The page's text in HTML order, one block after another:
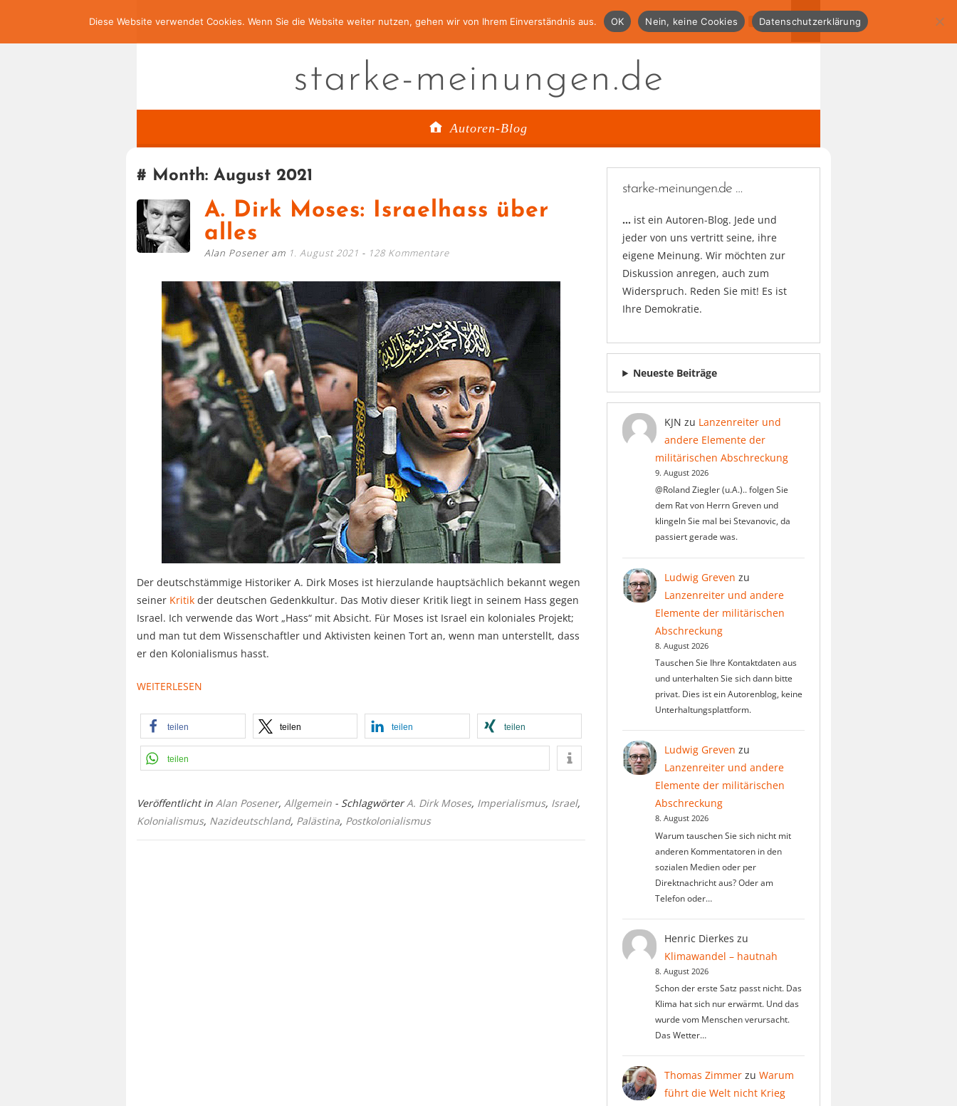
starke-meinungen.de
Autoren-Blog
Month: August 2021
A. Dirk Moses: Israelhass über
alles
Alan Posener am 1. August 2021 128 Kommentare
Der deutschstämmige Historiker A. Dirk Moses ist hierzulande hauptsächlich bekannt wegen
seiner Kritik der deutschen Gedenkkultur. Das Motiv dieser Kritik liegt in seinem Hass gegen
Israel. Ich verwende das Wort „Hass“ mit Absicht. Für Moses ist Israel ein koloniales Projekt;
und man tut dem Wissenschaftler und Aktivisten keinen Tort an, wenn man unterstellt, dass
er den Kolonialismus hasst.
WEITERLESEN
teilen teilen teilen teilen
teilen
Veröffentlicht in Alan Posener, Allgemein - SchlagwörterA. Dirk Moses, Imperialismus, Israel,
Kolonialismus, Nazideutschland, Palästina, Postkolonialismus
starke-meinungen.de …
… ist ein Autoren-Blog. Jede und
jeder von uns vertritt seine, ihre
eigene Meinung. Wir möchten zur
Diskussion anregen, auch zum
Widerspruch. Reden Sie mit! Es ist
Ihre Demokratie.
Neueste Beiträge
KJN zu Lanzenreiter und
andere Elemente der
militärischen Abschreckung
9. August 2026
@Roland Ziegler (u.A.).. folgen Sie
dem Rat von Herrn Greven und
klingeln Sie mal bei Stevanovic, da
passiert gerade was.
Ludwig Greven zu
Lanzenreiter und andere
Elemente der militärischen
Abschreckung
8. August 2026
Tauschen Sie Ihre Kontaktdaten aus
und unterhalten Sie sich dann bitte
privat. Dies ist ein Autorenblog, keine
Unterhaltungsplattform.
Ludwig Greven zu
Lanzenreiter und andere
Elemente der militärischen
Abschreckung
8. August 2026
Warum tauschen Sie sich nicht mit
anderen Kommentatoren in den
sozialen Medien oder per
Direktnachricht aus? Oder am
Telefon oder…
Henric Dierkes zu
Klimawandel – hautnah
8. August 2026
Schon der erste Satz passt nicht. Das
Klima hat sich nur erwärmt. Und das
wurde vom Menschen verursacht.
Das Wetter…
Thomas Zimmerzu Warum
führt die Welt nicht Krieg
Diese Website verwendet Cookies. Wenn Sie die Website weiter nutzen, gehen wir von Ihrem Einverständnis aus. OK Nein, keine Cookies Datenschutzerklärung